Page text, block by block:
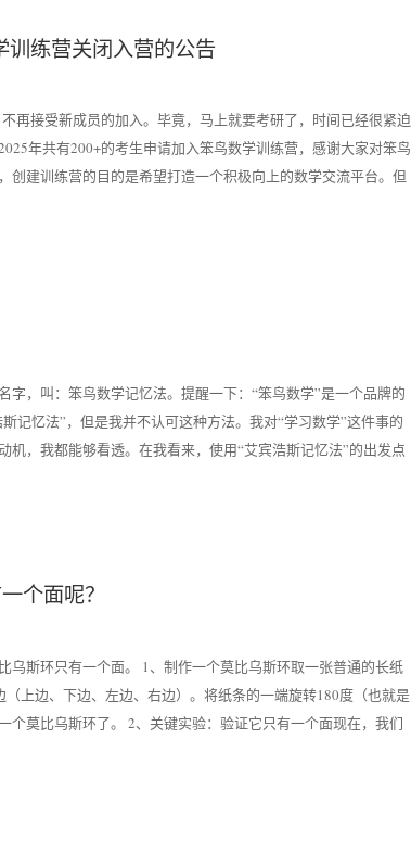
训练营关闭入营的公告
再接受新成员的加入。毕竟，马上就要考研了，时间已经很紧迫
年共有200+的考生申请加入笨鸟数学训练营，感谢大家对笨鸟
建训练营的目的是希望打造一个积极向上的数学交流平台。但
，叫：笨鸟数学记忆法。提醒一下：“笨鸟数学”是一个品牌的
记忆法”，但是我并不认可这种方法。我对“学习数学”这件事的
，我都能够看透。在我看来，使用“艾宾浩斯记忆法”的出发点
个面呢？
斯环只有一个面。 1、制作一个莫比乌斯环取一张普通的长纸
上边、下边、左边、右边）。将纸条的一端旋转180度（也就是
莫比乌斯环了。 2、关键实验：验证它只有一个面现在，我们